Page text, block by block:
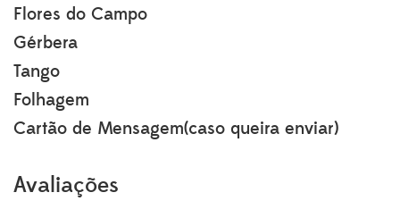
Flores do Campo
Gérbera
Tango
Folhagem
Cartão de Mensagem(caso queira enviar)
Avaliações